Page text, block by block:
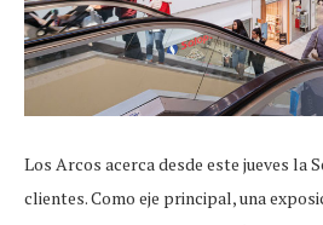
Los Arcos acerca desde este jueves la
clientes. Como eje principal, una